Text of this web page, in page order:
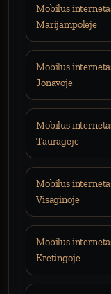
Mobilus
Marijampolėje
Mobilus
Jonavoje
Mobilus
Tauragėje
Mobilus
Visaginoje
Mobilus
Kretingoje